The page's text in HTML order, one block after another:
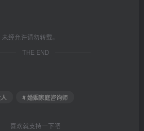
经允许请勿转载。
THE END
# 婚姻家庭咨询师
喜欢就支持一下吧